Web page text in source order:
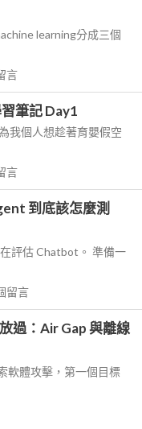
learning分成三個
言
筆記 Day1
我個人想趁著育嬰假空
言
到底該怎麼測
評估 Chatbot。 準備一
留言
過：Air Gap 與離線
軟體攻擊，第一個目標